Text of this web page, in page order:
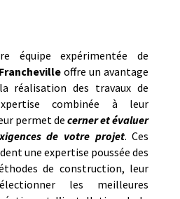
équipe expérimentée de
Francheville offre un avantage
réalisation des travaux de
combinée à leur
permet decerner et évaluer
de votre projet. Ces
une expertise poussée des
de construction, leur
les meilleures